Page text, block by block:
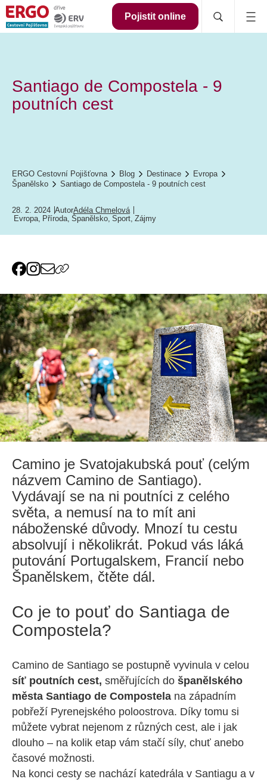
Pojistit online
Santiago de Compostela - 9
poutních cest
ERGO Cestovní Pojišťovna Blog Destinace
Evropa
Španělsko
Santiago de Compostela - 9 poutních cest
28. 2. 2024 AutorAdéla Chmelová
Evropa, Příroda, Španělsko, Sport, Zájmy
Camino je Svatojakubská pouť (celým
názvem Camino de Santiago).
Vydávají se na ni poutníci z celého
světa, a nemusí na to mít ani
náboženské důvody. Mnozí tu cestu
absolvují i několikrát. Pokud vás láká
putování Portugalskem, Francií nebo
Španělskem, čtěte dál.
Co je to pouť do Santiaga de
Compostela?
Camino de Santiago se postupně vyvinula v celou
síť poutních cest, směřujících do španělského
města Santiago de Compostela na západním
pobřeží Pyrenejského poloostrova. Díky tomu si
můžete vybrat nejenom z různých cest, ale i jak
dlouho – na kolik etap vám stačí síly, chuť anebo
časové možnosti.
Na konci cesty se nachází katedrála v Santiagu a v